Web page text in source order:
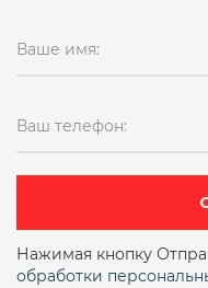
Ваше имя:
Ваш телефон:
Нажимая кнопку
обработки